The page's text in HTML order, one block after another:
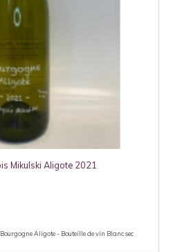
Mikulski Aligote 2021
Aligote - Bouteille de vin Blanc sec